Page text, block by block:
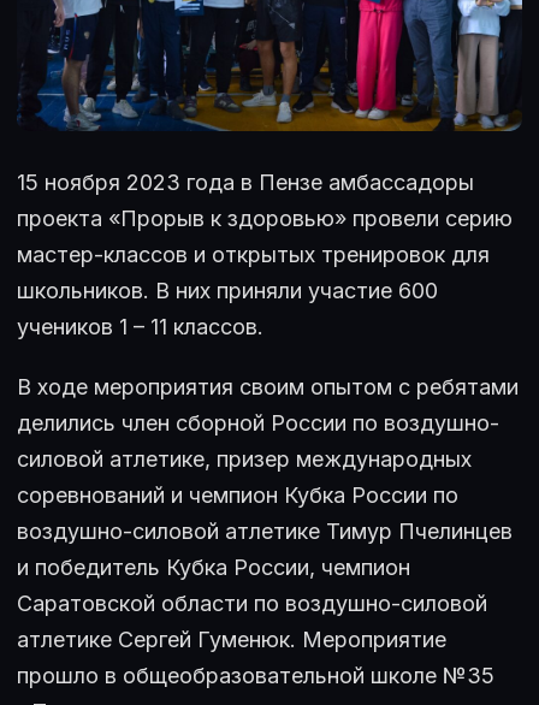
15 ноября 2023 года в Пензе амбассадоры
проекта «Прорыв к здоровью» провели серию
мастер-классов и открытых тренировок для
школьников. В них приняли участие 600
учеников 1 – 11 классов.
В ходе мероприятия своим опытом с ребятами
делились член сборной России по воздушно-
силовой атлетике, призер международных
соревнований и чемпион Кубка России по
воздушно-силовой атлетике Тимур Пчелинцев
и победитель Кубка России, чемпион
Саратовской области по воздушно-силовой
атлетике Сергей Гуменюк. Мероприятие
прошло в общеобразовательной школе №35